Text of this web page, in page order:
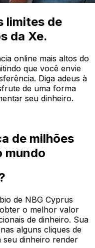
limites de
da Xe.
online mais altos do
que você envie
Diga adeus à
de uma forma
seu dinheiro.
de milhões
mundo
de NBG Cyprus
o melhor valor
de dinheiro. Sua
alguns cliques de
dinheiro render